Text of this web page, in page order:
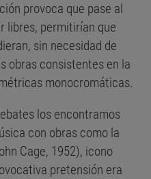
provoca que pase al
libres, permitirían que
sin necesidad de
obras consistentes en la
monocromáticas.
los encontramos
con obras como la
Cage, 1952), icono
pretensión era